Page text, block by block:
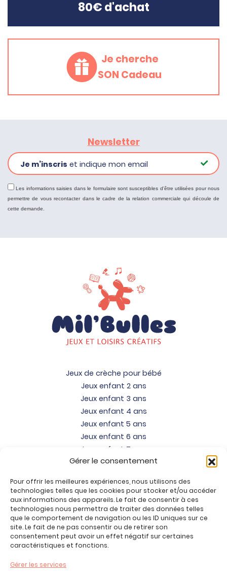
Gérer le consentement
Pour offrir les meilleures expériences, nous utilisons des
technologies telles que les cookies pour stocker et/ou accéder
aux informations des appareils. Le fait de consentir à ces
technologies nous permettra de traiter des données telles
que le comportement de navigation ou les ID uniques sur ce
site. Le fait de ne pas consentir ou de retirer son
consentement peut avoir un effet négatif sur certaines
caractéristiques et fonctions.
Gérer les services
80€ d'achat
Je cherche
SON Cadeau
Newsletter
Je m’inscris et indique mon email
Les informations saisies dans le formulaire sont susceptibles d'être utilisées pour nous
permettre de vous recontacter dans le cadre de la relation commerciale qui découle de
cette demande.
Jeux de crèche pour bébé
Jeux enfant 2 ans
Jeux enfant 3 ans
Jeux enfant 4 ans
Jeux enfant 5 ans
Jeux enfant 6 ans
Jeux enfant 7 ans
Jeux enfant 8 ans
Jeux enfant 10 ans
Jeux enfant 11 ans
Jeux enfant 12 ans
Tous nos produits
Promos jeux de loisirs créatifs